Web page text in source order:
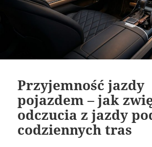
Przyjemność jazdy
pojazdem – jak
odczucia z jazdy
codziennych tras